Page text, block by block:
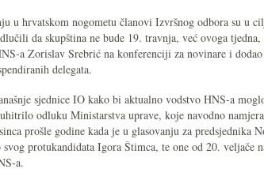
u hrvatskom nogometu članovi Izvršnog odbora su u
da skupština ne bude 19. travnja, već ovoga tjedna,
a Zorislav Srebrić na konferenciji za novinare i dodao
delegata.
sjednice IO kako bi aktualno vodstvo HNS-a
odluku Ministarstva uprave, koje navodno
prošle godine kada je u glasovanju za predsjednika
protukandidata Igora Štimca, te one od 20. veljače
a.